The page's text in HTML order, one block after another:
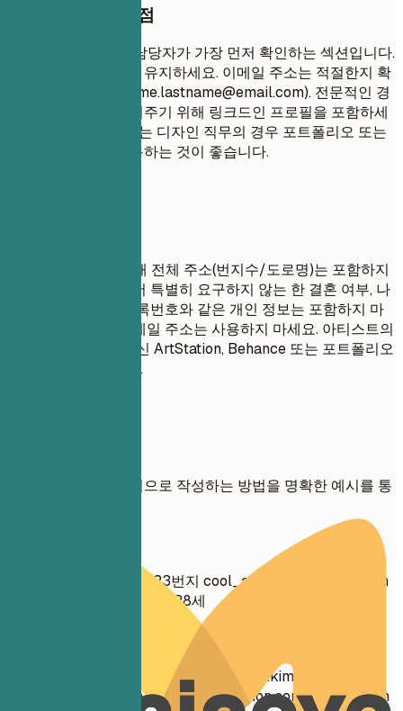
작성할 때 꼭 챙길 점
연락처 정보는 채용 담당자가 가장 먼저 확인하는 섹션입니다.
간결하고 전문적으로 유지하세요. 이메일 주소는 적절한지 확
firstname.lastname@email.com). 전문적인 경
력을 종합적으로 보여주기 위해 링크드인 프로필을 포함하세
요. 창의적, 기술적 또는 디자인 직무의 경우 포트폴리오 또는
개인 웹사이트를 사용하는 것이 좋습니다.
개인 정보 보호를 위해 전체 주소(번지수/도로명)는 포함하지
마세요. 해당 국가에서 특별히 요구하지 않는 한 결혼 여부, 나
이, 사진 또는 주민등록번호와 같은 개인 정보는 포함하지 마
세요. 비전문적인 이메일 주소는 사용하지 마세요. 아티스트의
경우 GitHub 링크 대신 ArtStation, Behance 또는 포트폴리오
사이트를 사용하세요.
연락처 정보를 효과적으로 작성하는 방법을 명확한 예시를 통
홍길동 서울시 강남구 123번지 cool_artist_99@yahoo.com
github.com/gildong 기혼, 28세
김서연 서울 | 010-1234-5678 |
seoyeon.kim@email.com
linkedin.com/in/seoyeonkim | artstation.com/seoyeonkim